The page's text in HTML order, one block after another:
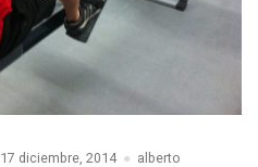
17 diciembre, 2014
alberto